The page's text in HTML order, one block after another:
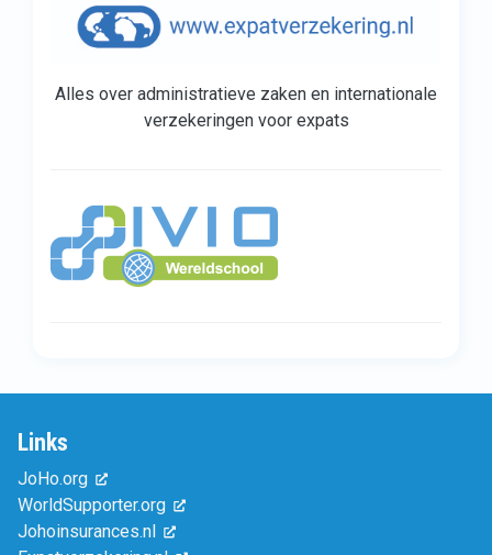
Alles over administratieve zaken en internationale
verzekeringen voor expats
Links
JoHo.org
WorldSupporter.org
Johoinsurances.nl